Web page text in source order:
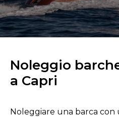
Noleggio
a Capri
Noleggiare una barca con